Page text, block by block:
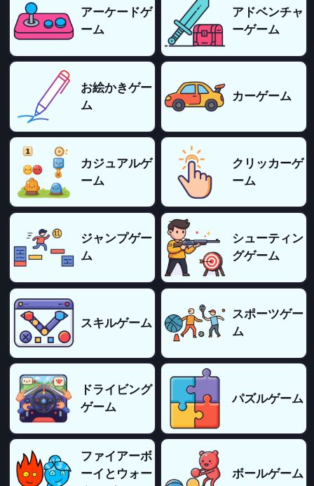
アーケードゲ
ーム
アドベンチャ
ーゲーム
お絵かきゲー
ム
カーゲーム
カジュアルゲ
ーム
クリッカーゲ
ーム
ジャンプゲー
ム
シューティン
グゲーム
スキルゲーム
スポーツゲー
ム
ドライビング
ゲーム
パズルゲーム
ファイアーボ
ーイとウォー
ボールゲーム